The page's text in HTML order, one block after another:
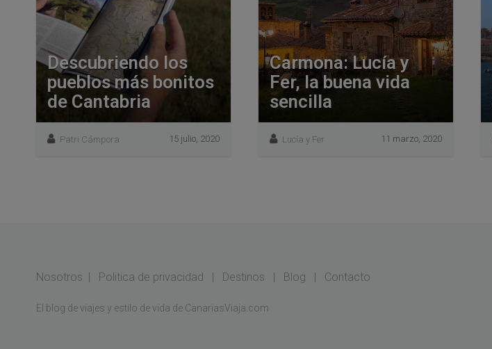
Descubriendo los
pueblos más bonitos
de Cantabria
Patri Cámpora 15 julio, 2020
Carmona: Lucía y
Fer, la buena vida
sencilla
Lucía y Fer 11 marzo, 2020
Nosotros | Politica de privacidad | Destinos | Blog | Contacto
El blog de viajes y estilo de vida de CanariasViaja.com